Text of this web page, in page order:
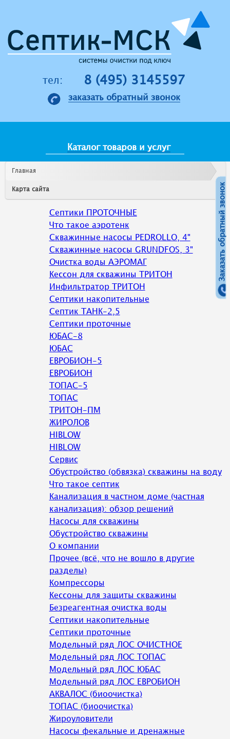
Заказать обратный звонок
тел: 8 (495) 3145597
заказать обратный звонок
Каталог товаров и услуг
Главная
Карта сайта
Септики ПРОТОЧНЫЕ
Что такое аэротенк
Скважинные насосы PEDROLLO, 4"
Скважинные насосы GRUNDFOS, 3"
Очистка воды АЭРОМАГ
Кессон для скважины ТРИТОН
Инфильтратор ТРИТОН
Септики накопительные
Септик ТАНК-2,5
Септики проточные
ЮБАС-8
ЮБАС
ЕВРОБИОН-5
ЕВРОБИОН
ТОПАС-5
ТОПАС
ТРИТОН-ПМ
ЖИРОЛОВ
HIBLOW
HIBLOW
Сервис
Обустройство (обвязка) скважины на воду
Что такое септик
Канализация в частном доме (частная
канализация): обзор решений
Насосы для скважины
Обустройство скважины
О компании
Прочее (всё, что не вошло в другие
разделы)
Компрессоры
Кессоны для защиты скважины
Безреагентная очистка воды
Септики накопительные
Септики проточные
Модельный ряд ЛОС ОЧИСТНОЕ
Модельный ряд ЛОС ТОПАС
Модельный ряд ЛОС ЮБАС
Модельный ряд ЛОС ЕВРОБИОН
АКВАЛОС (биоочистка)
ТОПАС (биоочистка)
Жироуловители
Насосы фекальные и дренажные